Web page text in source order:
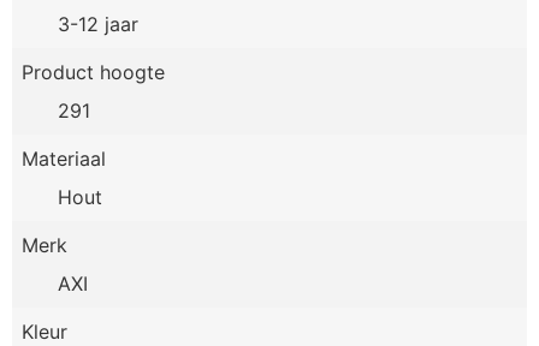
3-12 jaar
Product hoogte
291
Materiaal
Hout
Merk
AXI
Kleur